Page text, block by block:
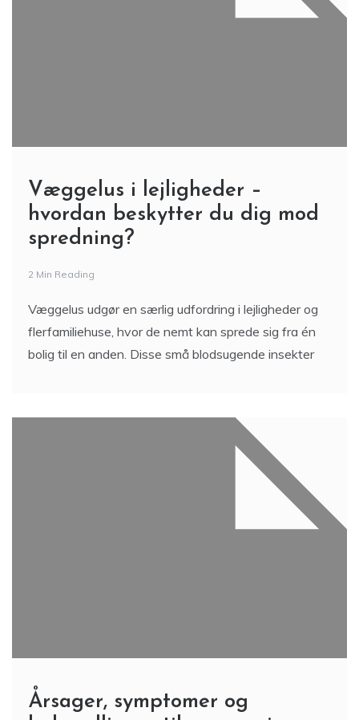
Væggelus i lejligheder –
hvordan beskytter du dig mod
spredning?
2 Min Reading
Væggelus udgør en særlig udfordring i lejligheder og
flerfamiliehuse, hvor de nemt kan sprede sig fra én
bolig til en anden. Disse små blodsugende insekter
Årsager, symptomer og